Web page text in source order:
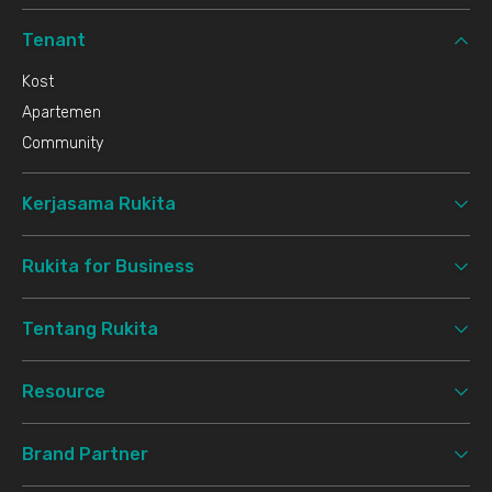
Tenant
Kost
Apartemen
Community
Kerjasama Rukita
Rukita for Business
Tentang Rukita
Resource
Brand Partner